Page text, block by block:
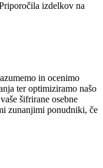
izdelkov na
in ocenimo
ter optimiziramo našo
šifrirane osebne
zunanjimi ponudniki, če